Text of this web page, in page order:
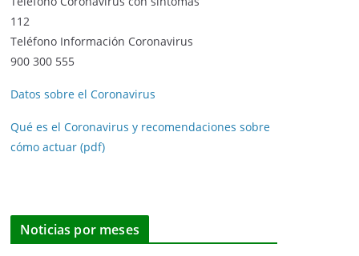
112
Teléfono Información Coronavirus
900 300 555
Datos sobre el Coronavirus
Qué es el Coronavirus y recomendaciones sobre
cómo actuar (pdf)
Noticias por meses